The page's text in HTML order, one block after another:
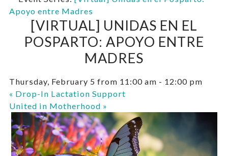
Apoyo entre Madres
[VIRTUAL] UNIDAS EN EL
POSPARTO: APOYO ENTRE
MADRES
Thursday, February 5 from 11:00 am - 12:00 pm
« Drop-In Lactation Support
United in Motherhood »